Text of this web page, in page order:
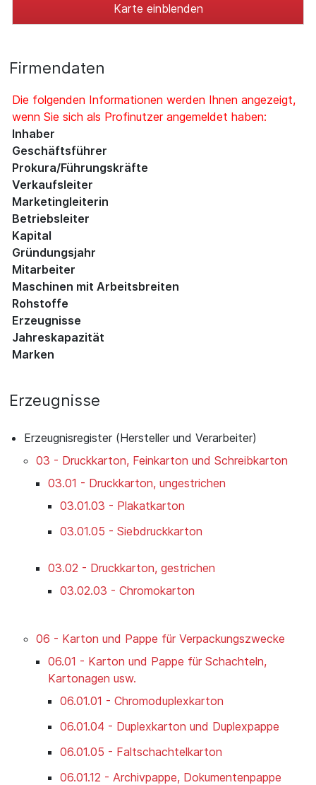
Karte einblenden
Firmendaten
Die folgenden Informationen werden Ihnen angezeigt,
wenn Sie sich als Profinutzer angemeldet haben:
Inhaber
Geschäftsführer
Prokura/Führungskräfte
Verkaufsleiter
Marketingleiterin
Betriebsleiter
Kapital
Gründungsjahr
Mitarbeiter
Maschinen mit Arbeitsbreiten
Rohstoffe
Erzeugnisse
Jahreskapazität
Marken
Erzeugnisse
Erzeugnisregister (Hersteller und Verarbeiter)
03 - Druckkarton, Feinkarton und Schreibkarton
03.01 - Druckkarton, ungestrichen
03.01.03 - Plakatkarton
03.01.05 - Siebdruckkarton
03.02 - Druckkarton, gestrichen
03.02.03 - Chromokarton
06 - Karton und Pappe für Verpackungszwecke
06.01 - Karton und Pappe für Schachteln,
Kartonagen usw.
06.01.01 - Chromoduplexkarton
06.01.04 - Duplexkarton und Duplexpappe
06.01.05 - Faltschachtelkarton
06.01.12 - Archivpappe, Dokumentenpappe